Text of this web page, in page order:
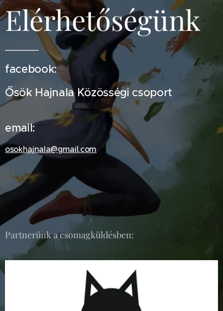
Elérhetőségünk
facebook:
Ősök Hajnala Közösségi csoport
email:
osokhajnala@gmail.com
Partnerünk a csomagküldésben: